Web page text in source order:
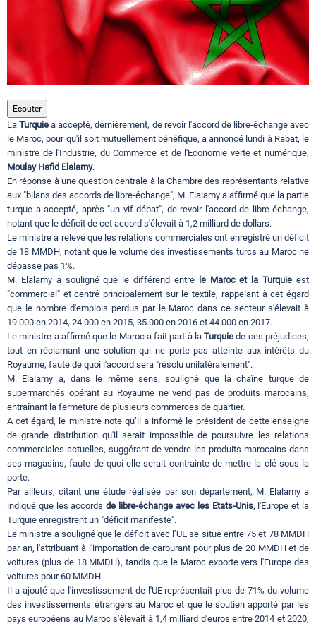
Evenements
Contact
Ecouter
LaTurquie a accepté, dernièrement, de revoir l'accord de libre-échange avec
le Maroc, pour qu'il soit mutuellement bénéfique, a annoncé lundi à Rabat, le
ministre de l'Industrie, du Commerce et de l'Economie verte et numérique,
Moulay Hafid Elalamy.
En réponse à une question centrale à la Chambre des représentants relative
aux "bilans des accords de libre-échange", M. Elalamy a affirmé que la partie
turque a accepté, après "un vif débat", de revoir l'accord de libre-échange,
notant que le déficit de cet accord s'élevait à 1,2 milliard de dollars.
Le ministre a relevé que les relations commerciales ont enregistré un déficit
de 18 MMDH, notant que le volume des investissements turcs au Maroc ne
dépasse pas 1%.
M. Elalamy a souligné que le différend entre le Maroc et la Turquie est
"commercial" et centré principalement sur le textile, rappelant à cet égard
que le nombre d'emplois perdus par le Maroc dans ce secteur s'élevait à
19.000 en 2014, 24.000 en 2015, 35.000 en 2016 et 44.000 en 2017.
Le ministre a affirmé que le Maroc a fait part à laTurquie de ces préjudices,
tout en réclamant une solution qui ne porte pas atteinte aux intérêts du
Royaume, faute de quoi l'accord sera "résolu unilatéralement".
M. Elalamy a, dans le même sens, souligné que la chaîne turque de
supermarchés opérant au Royaume ne vend pas de produits marocains,
entraînant la fermeture de plusieurs commerces de quartier.
A cet égard, le ministre note qu’il a informé le président de cette enseigne
de grande distribution qu'il serait impossible de poursuivre les relations
commerciales actuelles, suggérant de vendre les produits marocains dans
ses magasins, faute de quoi elle serait contrainte de mettre la clé sous la
porte.
Par ailleurs, citant une étude réalisée par son département, M. Elalamy a
indiqué que les accordsde libre-échange avec les Etats-Unis, l'Europe et la
Turquie enregistrent un "déficit manifeste".
Le ministre a souligné que le déficit avec l’UE se situe entre 75 et 78 MMDH
par an, l'attribuant à l'importation de carburant pour plus de 20 MMDH et de
voitures (plus de 18 MMDH), tandis que le Maroc exporte vers l'Europe des
voitures pour 60 MMDH.
Il a ajouté que l'investissement de l'UE représentait plus de 71% du volume
des investissements étrangers au Maroc et que le soutien apporté par les
pays européens au Maroc s'élevait à 1,4 milliard d'euros entre 2014 et 2020,